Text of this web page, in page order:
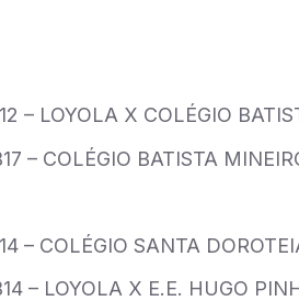
– LOYOLA X COLÉGIO
– COLÉGIO BATISTA
– COLÉGIO SANTA
– LOYOLA X E.E. HUGO